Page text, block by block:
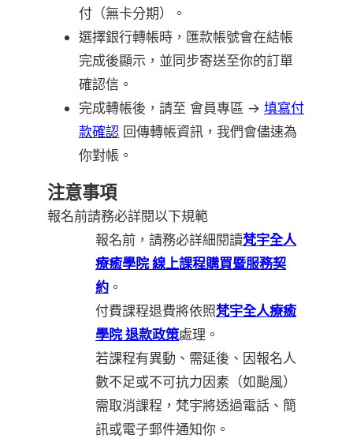
付（無卡分期）。
選擇銀行轉帳時，匯款帳號會在結帳
完成後顯示，並同步寄送至你的訂單
確認信。
完成轉帳後，請至 會員專區 → 填寫付
款確認 回傳轉帳資訊，我們會儘速為
你對帳。
注意事項
報名前請務必詳閱以下規範
報名前，請務必詳細閱讀梵宇全人
療癒學院 線上課程購買暨服務契
約 。
付費課程退費將依照梵宇全人療癒
學院 退款政策處理。
若課程有異動、需延後、因報名人
數不足或不可抗力因素（如颱風）
需取消課程，梵宇將透過電話、簡
訊或電子郵件通知你。